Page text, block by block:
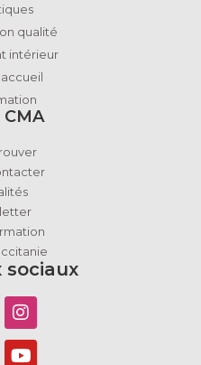
qualité
intérieur
sociaux